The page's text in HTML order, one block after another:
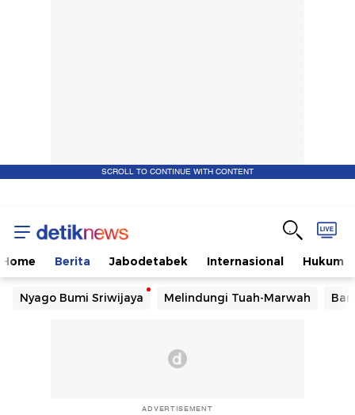
SCROLL TO CONTINUE WITH CONTENT
Home Berita Jabodetabek Internasional Hukum
Nyago Bumi Sriwijaya Melindungi Tuah-Marwah
ADVERTISEMENT